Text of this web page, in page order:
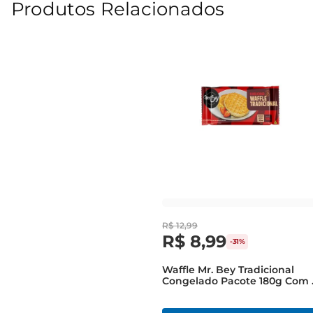
Produtos Relacionados
R$ 12,99
R$ 8,99 -31%
Waffle Mr. Bey Tradicional
Congelado Pacote 180g Com